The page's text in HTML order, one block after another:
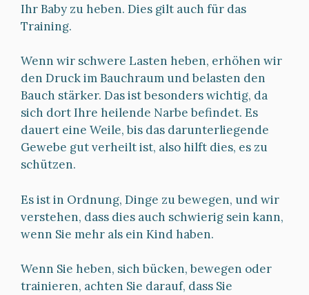
Ihr Baby zu heben. Dies gilt auch für das
Training.
Wenn wir schwere Lasten heben, erhöhen wir
den Druck im Bauchraum und belasten den
Bauch stärker. Das ist besonders wichtig, da
sich dort Ihre heilende Narbe befindet. Es
dauert eine Weile, bis das darunterliegende
Gewebe gut verheilt ist, also hilft dies, es zu
schützen.
Es ist in Ordnung, Dinge zu bewegen, und wir
verstehen, dass dies auch schwierig sein kann,
wenn Sie mehr als ein Kind haben.
Wenn Sie heben, sich bücken, bewegen oder
trainieren, achten Sie darauf, dass Sie